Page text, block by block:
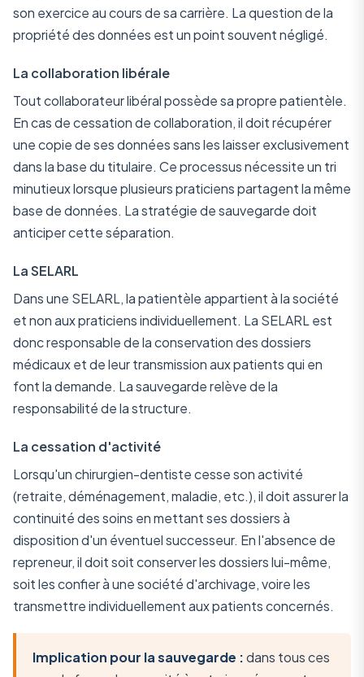
son exercice au cours de sa carrière. La question de la
propriété des données est un point souvent négligé.
La collaboration libérale
Tout collaborateur libéral possède sa propre patientèle.
En cas de cessation de collaboration, il doit récupérer
une copie de ses données sans les laisser exclusivement
dans la base du titulaire. Ce processus nécessite un tri
minutieux lorsque plusieurs praticiens partagent la même
base de données. La stratégie de sauvegarde doit
anticiper cette séparation.
La SELARL
Dans une SELARL, la patientèle appartient à la société
et non aux praticiens individuellement. La SELARL est
donc responsable de la conservation des dossiers
médicaux et de leur transmission aux patients qui en
font la demande. La sauvegarde relève de la
responsabilité de la structure.
La cessation d'activité
Lorsqu'un chirurgien-dentiste cesse son activité
(retraite, déménagement, maladie, etc.), il doit assurer la
continuité des soins en mettant ses dossiers à
disposition d'un éventuel successeur. En l'absence de
repreneur, il doit soit conserver les dossiers lui-même,
soit les confier à une société d'archivage, voire les
transmettre individuellement aux patients concernés.
Implication pour la sauvegarde :dans tous ces